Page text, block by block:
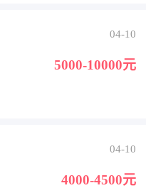
04-10
5000-10000元
04-10
4000-4500元